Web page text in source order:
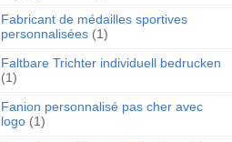
Fabricant de médailles sportives
personnalisées (1)
Faltbare Trichter individuell bedrucken
(1)
Fanion personnalisé pas cher avec
logo (1)